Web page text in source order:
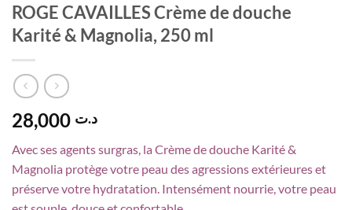
ROGE CAVAILLES Crème de douche
Karité & Magnolia, 250 ml
د.ت
Avec ses agents surgras, la Crème de douche Karité &
Magnolia protège votre peau des agressions extérieures et
préserve votre hydratation. Intensément nourrie, votre peau